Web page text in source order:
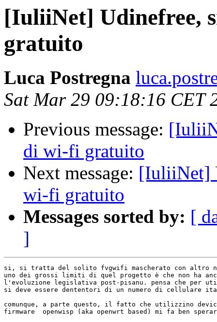
[IuliiNet] Udinefree,
gratuito
Luca Postregna
Sat Mar 29 09:18:16 CET
Previous message:
di wi-fi gratuito
Next message: [IuliiNet]
wi-fi gratuito
Messages sorted by: [
]
si, si tratta del solito fvgwifi mascherato con altro
uno dei grossi limiti di quel progetto è che non ha
l'evoluzione legislativa post-pisanu. pensa che per
si deve essere dententori di un numero di cellulare
comunque, a parte questo, il fatto che utilizzino
firmware  openwisp (aka openwrt based) mi fa ben